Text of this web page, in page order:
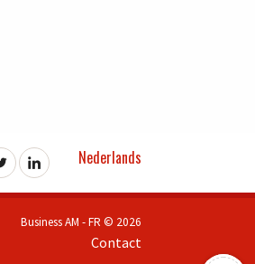
Nederlands
Business AM - FR © 2026
Contact